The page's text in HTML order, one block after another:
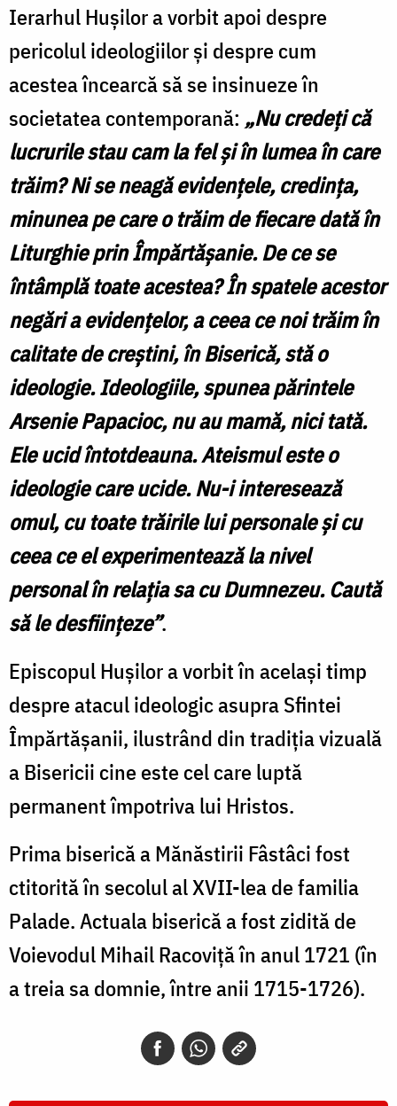
Ierarhul Huşilor a vorbit apoi despre
pericolul ideologiilor şi despre cum
acestea încearcă să se insinueze în
societatea contemporană: „Nu credeţi că
lucrurile stau cam la fel şi în lumea în care
trăim? Ni se neagă evidenţele, credinţa,
minunea pe care o trăim de fiecare dată în
Liturghie prin Împărtăşanie. De ce se
întâmplă toate acestea? În spatele acestor
negări a evidenţelor, a ceea ce noi trăim în
calitate de creştini, în Biserică, stă o
ideologie. Ideologiile, spunea părintele
Arsenie Papacioc, nu au mamă, nici tată.
Ele ucid întotdeauna. Ateismul este o
ideologie care ucide. Nu-i interesează
omul, cu toate trăirile lui personale şi cu
ceea ce el experimentează la nivel
personal în relaţia sa cu Dumnezeu. Caută
să le desfiinţeze”.
Episcopul Huşilor a vorbit în acelaşi timp
despre atacul ideologic asupra Sfintei
Împărtăşanii, ilustrând din tradiţia vizuală
a Bisericii cine este cel care luptă
permanent împotriva lui Hristos.
Prima biserică a Mănăstirii Fâstâci fost
ctitorită în secolul al XVII-lea de familia
Palade. Actuala biserică a fost zidită de
Voievodul Mihail Racoviţă în anul 1721 (în
a treia sa domnie, între anii 1715-1726).